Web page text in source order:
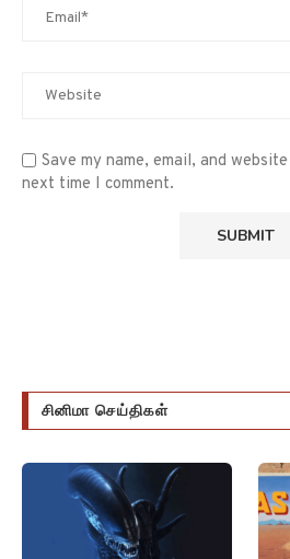
Save my name, email, and
next time I comment.
சினிமா செய்திகள்